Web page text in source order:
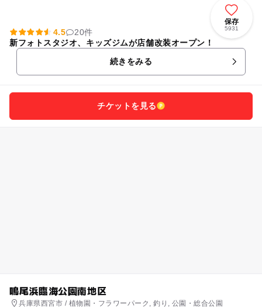
保存
5931
4.5
20件
新フォトスタジオ、キッズジムが店舗改装オープン！
続きをみる
チケットを見る
鳴尾浜臨海公園南地区
兵庫県西宮市 / 植物園・フラワーパーク, 釣り, 公園・総合公園